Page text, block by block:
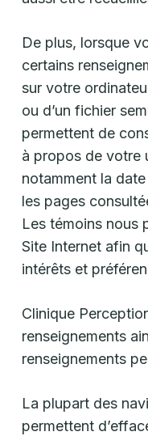
De plus, lorsque
certains
sur votre
ou d’un fichier
permettent de
à propos de votre
notamment la
les pages
Les témoins nous
Site Internet afin
intérêts et
Clinique
renseignements
renseignements
La plupart des
permettent